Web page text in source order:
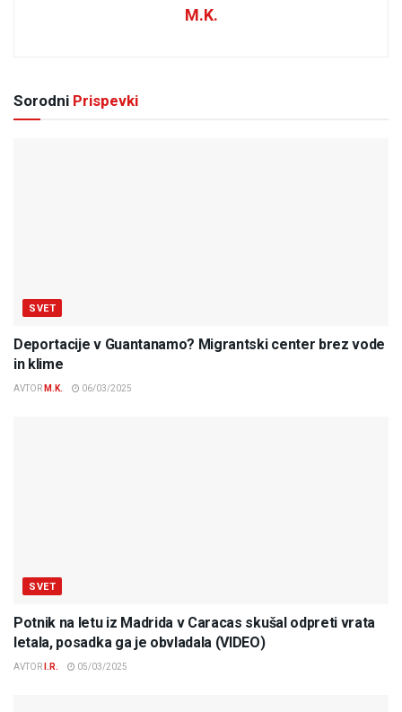
M.K.
Sorodni Prispevki
SVET
Deportacije v Guantanamo? Migrantski center brez vode
in klime
AVTOR M.K. 06/03/2025
SVET
Potnik na letu iz Madrida v Caracas skušal odpreti vrata
letala, posadka ga je obvladala (VIDEO)
AVTOR I.R. 05/03/2025